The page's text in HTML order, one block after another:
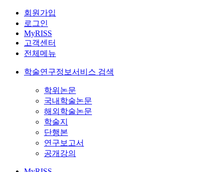
회원가입
로그인
MyRISS
고객센터
전체메뉴
학술연구정보서비스 검색
학위논문
국내학술논문
해외학술논문
학술지
단행본
연구보고서
공개강의